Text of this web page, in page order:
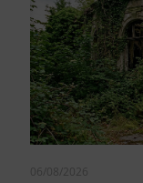
06/08/2026